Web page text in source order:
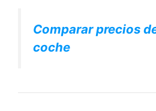
Comparar precios
coche